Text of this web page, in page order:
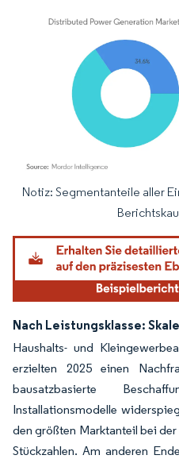
Bild © Mordor Intelligence.
Notiz: Segmentanteile aller
Nach Leistungsklasse:
Haushalts- und
erzielten 2025 einen
bausatzbasierte
Installationsmodelle
den größten Marktanteil bei
Stückzahlen. Am anderen